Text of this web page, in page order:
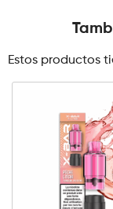
Estos productos
10mg
X-
Line